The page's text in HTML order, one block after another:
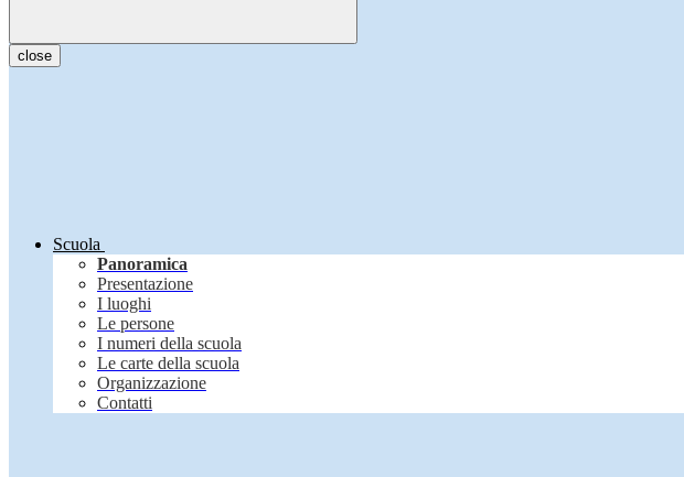
close
Scuola
Panoramica
Presentazione
I luoghi
Le persone
I numeri della scuola
Le carte della scuola
Organizzazione
Contatti